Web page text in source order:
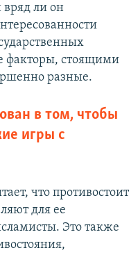
вряд ли он
факторы, стоящими
разные.
в том, чтобы
игры с
что противостоит
для ее
Это также